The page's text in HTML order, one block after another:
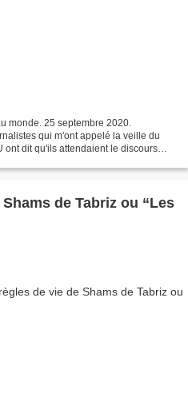
monde. 25 septembre 2020.
qui m'ont appelé la veille du
ont dit qu'ils attendaient le discours
de Tabriz ou “Les